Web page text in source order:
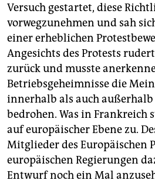
Versuch gestartet, diese
vorwegzunehmen und sah
einer erheblichen
Angesichts des Protests
zurück und musste
Betriebsgeheimnisse die
innerhalb als auch
bedrohen. Was in
auf europäischer Ebene zu.
Mitglieder des Europäischen
europäischen Regierungen
Entwurf noch ein Mal